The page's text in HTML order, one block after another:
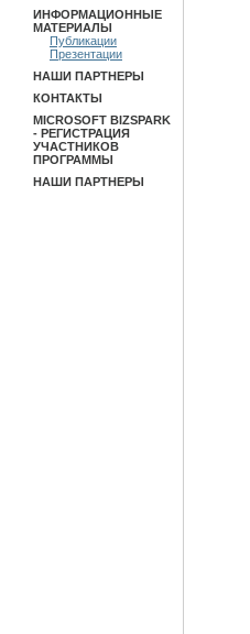
ИНФОРМАЦИОННЫЕ
МАТЕРИАЛЫ
Публикации
Презентации
НАШИ ПАРТНЕРЫ
КОНТАКТЫ
MICROSOFT BIZSPARK
- РЕГИСТРАЦИЯ
УЧАСТНИКОВ
ПРОГРАММЫ
НАШИ ПАРТНЕРЫ